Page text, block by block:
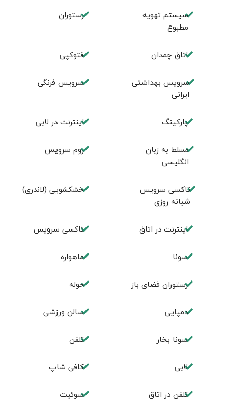
سیستم تهویه
مطبوع
رستوران
اتاق چمدان فتوکپی
سرویس بهداشتی
ایرانی
سرویس فرنگی
پاركينگ اينترنت در لابی
مسلط به زبان
انگليسی
روم سرويس
تاکسی سرویس
شبانه روزی
خشکشویی (لاندری)
اینترنت در اتاق تاکسی سرویس
سونا ماهواره
رستوران فضای باز حوله
دمپایی سالن ورزشی
سونا بخار تلفن
لابی کافی شاپ
تلفن در اتاق سوئیت